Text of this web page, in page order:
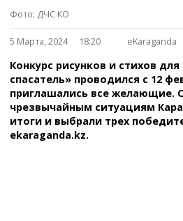
Фото: ДЧС КО
5 Марта, 2024 18:20 eKaraganda
Конкурс рисунков и стихов
спасатель» проводился с 12
приглашались все желающие.
чрезвычайным ситуациям
итоги и выбрали трех
ekaraganda.kz.